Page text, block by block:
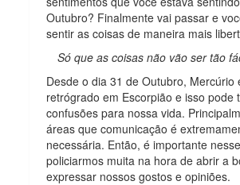
Outubro? Finalmente vai passar e
sentir as coisas de maneira mais
Só que as coisas não vão ser tão
Desde o dia 31 de Outubro, Mercúrio
retrógrado em Escorpião e isso pode
confusões para nossa vida.
áreas que comunicação é
necessária. Então, é importante
policiarmos muita na hora de abrir a
expressar nossos gostos e opiniões.